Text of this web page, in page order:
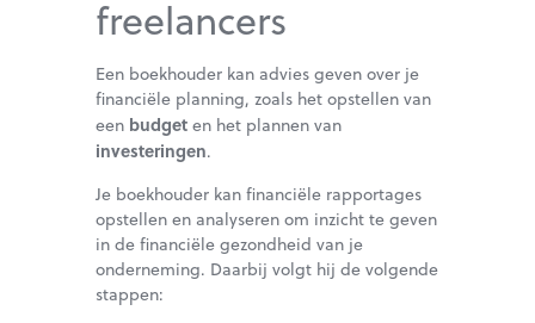
freelancers
Een boekhouder kan advies geven over je
financiële planning, zoals het opstellen van
een budget en het plannen van
investeringen.
Je boekhouder kan financiële rapportages
opstellen en analyseren om inzicht te geven
in de financiële gezondheid van je
onderneming. Daarbij volgt hij de volgende
stappen: